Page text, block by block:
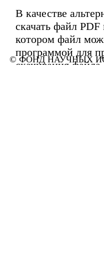
В качестве
скачать файл
котором файл
программой для
скачивания
© ФОНД НАУЧНЫХ